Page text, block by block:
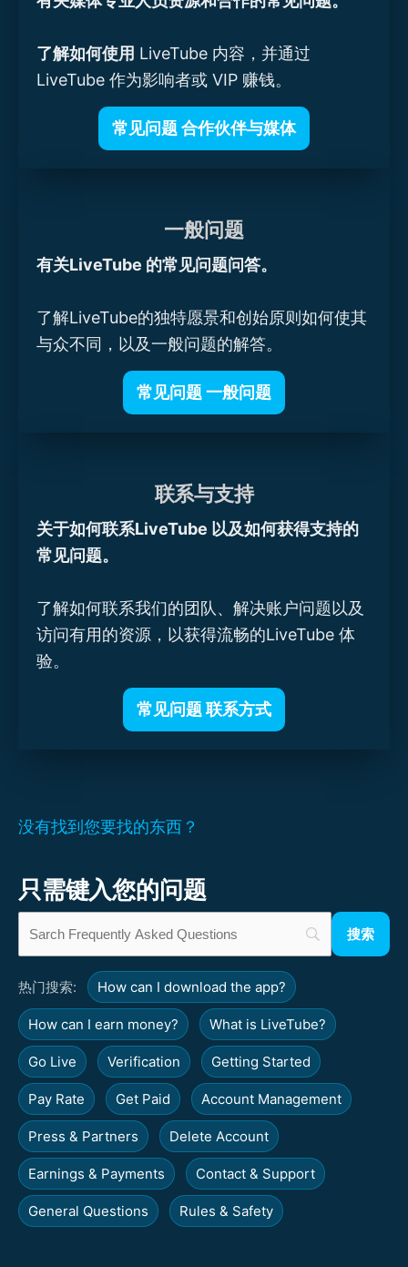
了解如何使用 LiveTube 内容，并通过
LiveTube 作为影响者或 VIP 赚钱。
常见问题 合作伙伴与媒体
一般问题
有关LiveTube 的常见问题问答。
了解LiveTube的独特愿景和创始原则如何使其
与众不同，以及一般问题的解答。
常见问题 一般问题
联系与支持
关于如何联系LiveTube 以及如何获得支持的
常见问题。
了解如何联系我们的团队、解决账户问题以及
访问有用的资源，以获得流畅的LiveTube 体
验。
常见问题 联系方式
没有找到您要找的东西？
只需键入您的问题
热门搜索: How can I download the app?
How can I earn money? What is LiveTube?
Go Live Verification Getting Started
Pay Rate Get Paid Account Management
Press & Partners Delete Account
Earnings & Payments Contact & Support
General Questions Rules & Safety